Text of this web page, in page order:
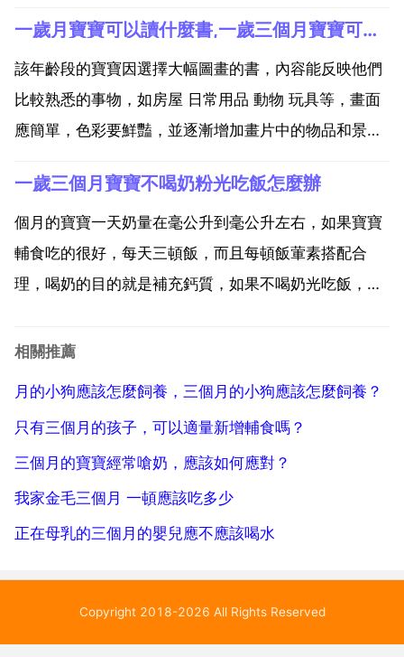
正常。寶寶長牙的正確順序 6 8個月 下齒槽 長出兩顆中
間的門牙，跟著上齒槽又長出兩顆門牙。8 12個月...
一歲月寶寶可以讀什麼書,一歲三個月寶寶可以讀什麼書
該年齡段的寶寶因選擇大幅圖畫的書，內容能反映他們
比較熟悉的事物，如房屋 日常用品 動物 玩具等，畫面
應簡單，色彩要鮮豔，並逐漸增加畫片中的物品和景
趣學習就可以看看繪本，講講故事。順其自然，要每天
堅持。可以給一歲左右的寶寶看 讀哪些書？小金copy...
一歲三個月寶寶不喝奶粉光吃飯怎麼辦
個月的寶寶一天奶量在毫公升到毫公升左右，如果寶寶
輔食吃的很好，每天三頓飯，而且每頓飯葷素搭配合
理，喝奶的目的就是補充鈣質，如果不喝奶光吃飯，可
當曬太陽補充維生素d，或是適量補充乳鈣或碳酸鈣來
相關推薦
月的小狗應該怎麼飼養，三個月的小狗應該怎麼飼養？
只有三個月的孩子，可以適量新增輔食嗎？
三個月的寶寶經常嗆奶，應該如何應對？
我家金毛三個月 一頓應該吃多少
正在母乳的三個月的嬰兒應不應該喝水
Copyright 2018-2026 All Rights Reserved